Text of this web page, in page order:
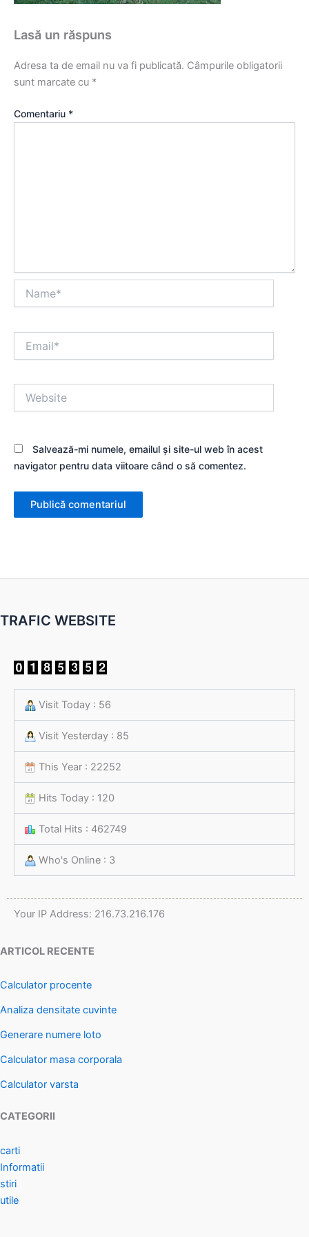
Lasă un răspuns
Adresa ta de email nu va fi publicată. Câmpurile obligatorii
sunt marcate cu *
Comentariu *
Salvează-mi numele, emailul și site-ul web în acest
navigator pentru data viitoare când o să comentez.
TRAFIC WEBSITE
Visit Today : 56
Visit Yesterday : 85
This Year : 22252
Hits Today : 120
Total Hits : 462749
Who's Online : 3
Your IP Address: 216.73.216.176
ARTICOL RECENTE
Calculator procente
Analiza densitate cuvinte
Generare numere loto
Calculator masa corporala
Calculator varsta
CATEGORII
carti
Informatii
stiri
utile